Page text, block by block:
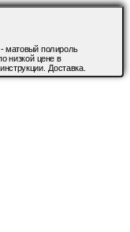
матовый полироль
низкой цене в
Доставка.